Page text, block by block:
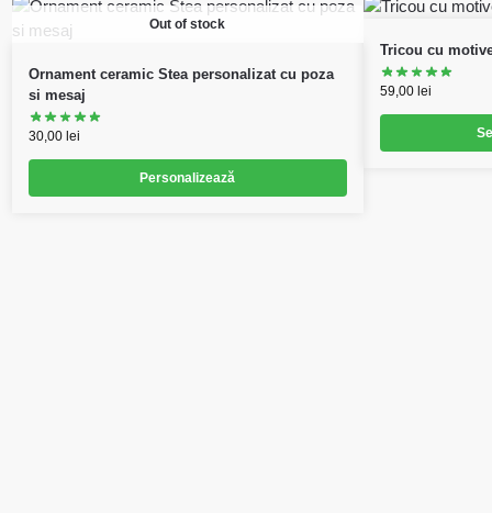
Out of stock
Ornament ceramic Stea personalizat cu poza
si mesaj
30,00 lei
Personalizează
Tricou cu
59,00 lei